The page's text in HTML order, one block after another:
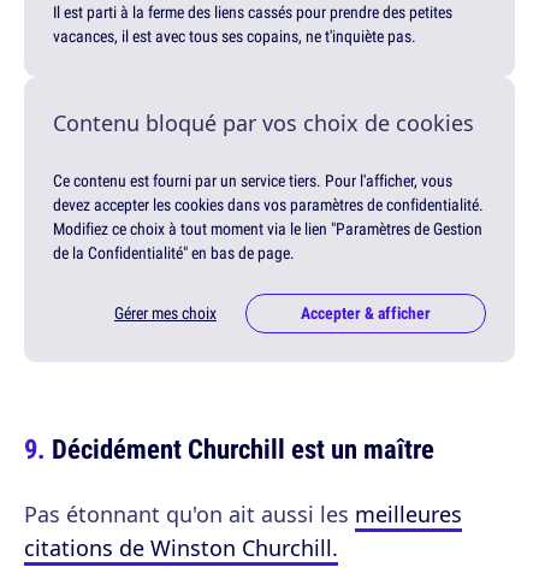
Il est parti à la ferme des liens cassés pour prendre des petites
vacances, il est avec tous ses copains, ne t'inquiète pas.
Contenu bloqué par vos choix de cookies
Ce contenu est fourni par un service tiers. Pour l'afficher, vous
devez accepter les cookies dans vos paramètres de confidentialité.
Modifiez ce choix à tout moment via le lien "Paramètres de Gestion
de la Confidentialité" en bas de page.
Gérer mes choix Accepter & afficher
Décidément Churchill est un maître
Pas étonnant qu'on ait aussi les meilleures
citations de Winston Churchill.